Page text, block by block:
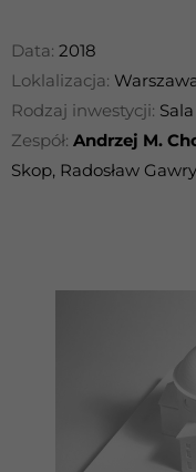
Data: 2018
Loklalizacja:
Rodzaj inwestycji:
Zespół: Andrzej M.
Skop, Radosław